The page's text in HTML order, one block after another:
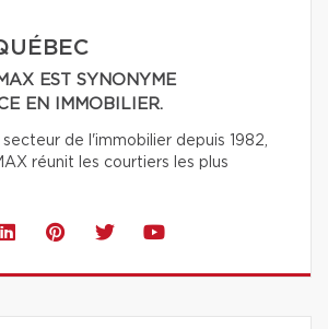
EST SYNONYME
EN IMMOBILIER.
de l'immobilier depuis 1982,
réunit les courtiers les plus